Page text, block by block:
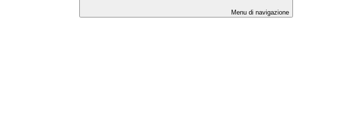
Menu di navigazione